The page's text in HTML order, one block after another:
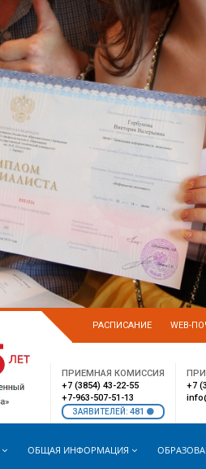
РАСПИСАНИЕ WEB-
ПРИЕМНАЯ КОМИССИЯ
+7 (3854) 43-22-55
+7-963-507-51-13
ЗАЯВИТЕЛЕЙ: 481
+7
ОБЩАЯ ИНФОРМАЦИЯ